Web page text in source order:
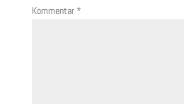
Kommentar *